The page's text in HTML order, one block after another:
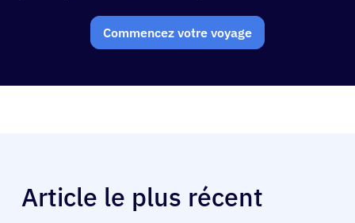
Commencez votre voyage
Article le plus récent